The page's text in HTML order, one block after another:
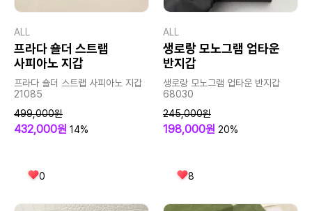
ALL
프라다 숄더 스트랩
사피아노 지갑
프라다 숄더 스트랩 사피아노 지갑
21085
499,000원
432,000원 14%
0
ALL
생로랑 모노그램 업타운
반지갑
생로랑 모노그램 업타운 반지갑
68030
245,000원
198,000원 20%
8